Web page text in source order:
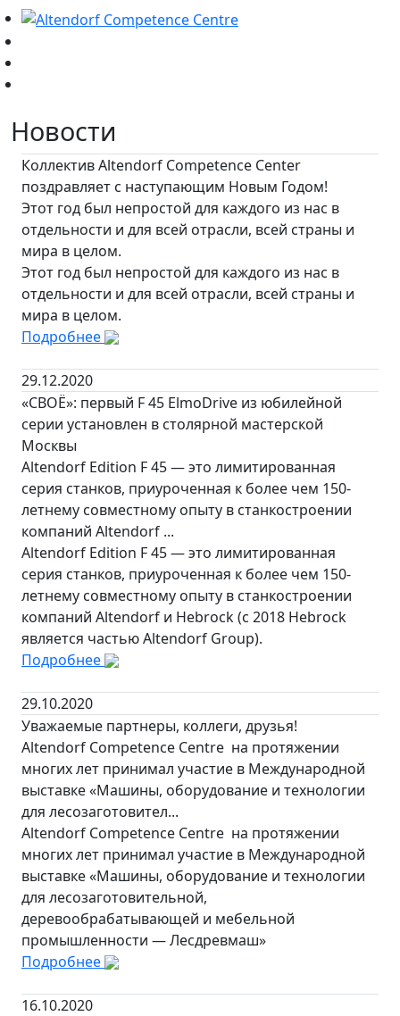
Новости
Коллектив Altendorf Competence Center
поздравляет с наступающим Новым Годом!
Этот год был непростой для каждого из нас в
отдельности и для всей отрасли, всей страны и
мира в целом.
Этот год был непростой для каждого из нас в
отдельности и для всей отрасли, всей страны и
мира в целом.
Подробнее
29.12.2020
«СВОЁ»: первый F 45 ElmoDrive из юбилейной
серии установлен в столярной мастерской
Москвы
Altendorf Edition F 45 — это лимитированная
серия станков, приуроченная к более чем 150-
летнему совместному опыту в станкостроении
компаний Altendorf ...
Altendorf Edition F 45 — это лимитированная
серия станков, приуроченная к более чем 150-
летнему совместному опыту в станкостроении
компаний Altendorf и Hebrock (с 2018 Hebrock
является частью Altendorf Group).
Подробнее
29.10.2020
Уважаемые партнеры, коллеги, друзья!
Altendorf Competence Centre на протяжении
многих лет принимал участие в Международной
выставке «Машины, оборудование и технологии
для лесозаготовител...
Altendorf Competence Centre на протяжении
многих лет принимал участие в Международной
выставке «Машины, оборудование и технологии
для лесозаготовительной,
деревообрабатывающей и мебельной
промышленности — Лесдревмаш»
Подробнее
16.10.2020